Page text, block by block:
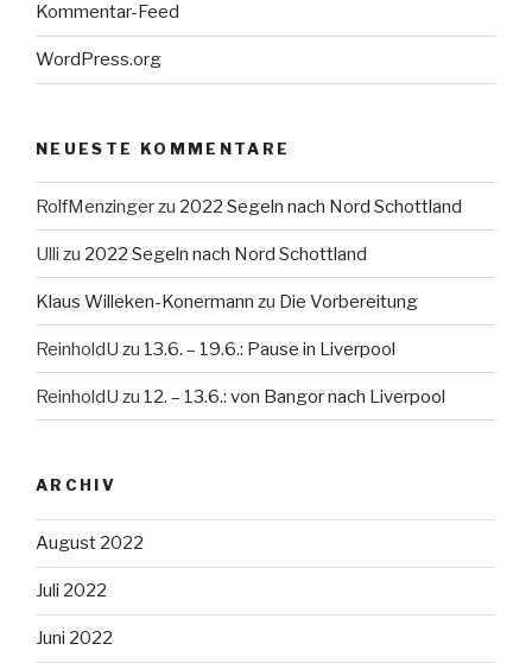
Kommentar-Feed
WordPress.org
NEUESTE KOMMENTARE
RolfMenzingerzu 2022 Segeln nach Nord Schottland
Ulli zu 2022 Segeln nach Nord Schottland
Klaus Willeken-Konermann zu Die Vorbereitung
ReinholdU zu 13.6. – 19.6.: Pause in Liverpool
ReinholdU zu 12. – 13.6.: von Bangor nach Liverpool
ARCHIV
August 2022
Juli 2022
Juni 2022